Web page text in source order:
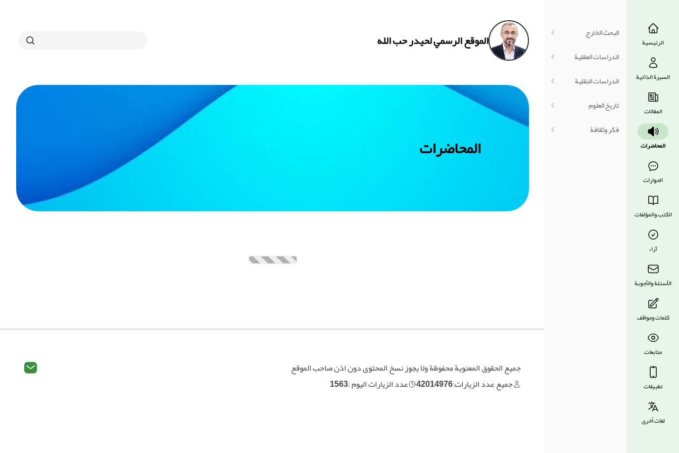
الرئيسية
السيرة الذاتية
المقالات
المحاضرات
الحوارات
الكتب والمؤلفات
آراء
الأسئلة والأجوبة
كلمات ومواقف
متابعات
تطبيقات
لغات اُخرى
البحث الخارج
الدراسات العقلية
الدراسات النقلية
تاريخ العلوم
فكر وثقافة
الموقع الرسمي لحيدر حب الله
المحاضرات
جميع الحقوق المعنوية محفوظة ولا يجوز نسخ المحتوى دون اذن صاحب الموقع
جميع عدد الزيارات:42014976 عدد الزيارات اليوم :1563